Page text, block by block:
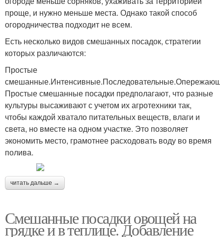
проще, и нужно меньше места. Однако такой способ
огородничества подходит не всем.
Есть несколько видов смешанных посадок, стратегии
которых различаются:
Простые
Простые смешанные посадки предполагают, что разные
культуры высаживают с учетом их агротехники так,
чтобы каждой хватало питательных веществ, влаги и
света, но вместе на одном участке. Это позволяет
экономить место, грамотнее расходовать воду во время
полива.
читать дальше →
Смешанные посадки овощей на
грядке и в теплице. Добавление